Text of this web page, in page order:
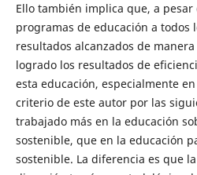
Ello también implica que, a
programas de educación a todos
resultados alcanzados de
logrado los resultados de
esta educación, especialmente
criterio de este autor por las
trabajado más en la educación
sostenible, que en la educación
sostenible. La diferencia es que